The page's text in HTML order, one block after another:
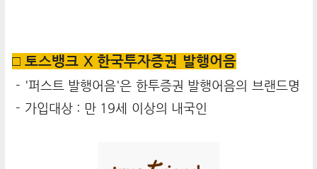
□ 토스뱅크 X 한국투자증권 발행어음
- '퍼스트 발행어음'은 한투증권 발행어음의 브랜드명
- 가입대상 : 만 19세 이상의 내국인